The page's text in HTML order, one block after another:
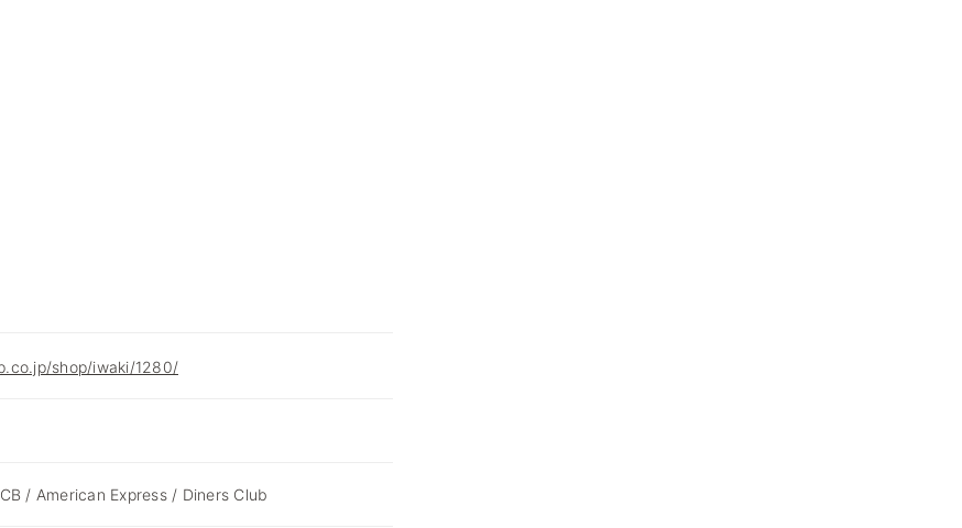
shop/iwaki/1280/
/ American Express / Diners Club